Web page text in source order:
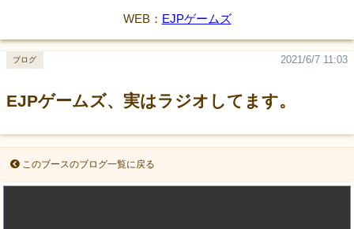
WEB： EJPゲームズ
EJPゲームズ、実はラジオしてます。
2021/6/7 11:03
ブログ
このブースのブログ一覧に戻る